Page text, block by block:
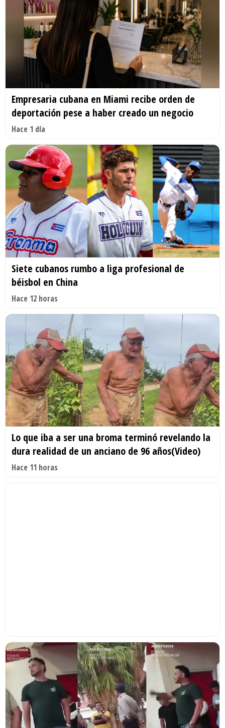
Empresaria cubana en Miami recibe orden de
deportación pese a haber creado un negocio
Hace 1 día
Siete cubanos rumbo a liga profesional de
béisbol en China
Hace 12 horas
Lo que iba a ser una broma terminó revelando la
dura realidad de un anciano de 96 años(Video)
Hace 11 horas